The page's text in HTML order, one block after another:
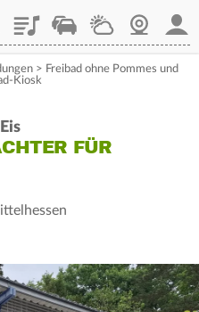
PlaylistStaupilotWetterWebcam
> Freibad ohne Pommes und
Kiosk
FÜR